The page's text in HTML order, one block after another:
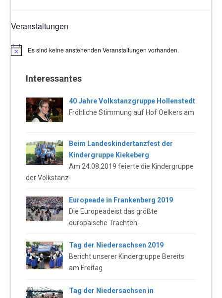
Veranstaltungen
HinweisEs sind keine anstehenden Veranstaltungen vorhanden.
Interessantes
40 Jahre Volkstanzgruppe Hollenstedt
Fröhliche Stimmung auf Hof Oelkers am
Beim Landeskindertanzfest der
Kindergruppe Kiekeberg
Am 24.08.2019 feierte die Kindergruppe
der Volkstanz-
Europeade in Frankenberg 2019
Die Europeadeist das größte
europäische Trachten-
Tag der Niedersachsen 2019
Bericht unserer Kindergruppe Bereits
am Freitag
Tag der Niedersachsen in